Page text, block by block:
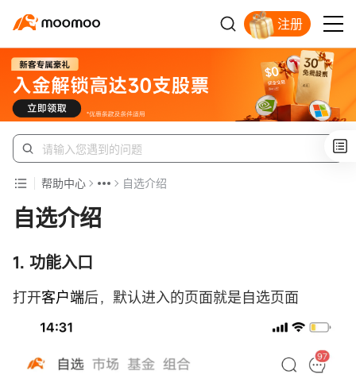
注册
帮助中心 自选介绍
自选介绍
1. 功能入口
打开客户端后，默认进入的页面就是自选页面